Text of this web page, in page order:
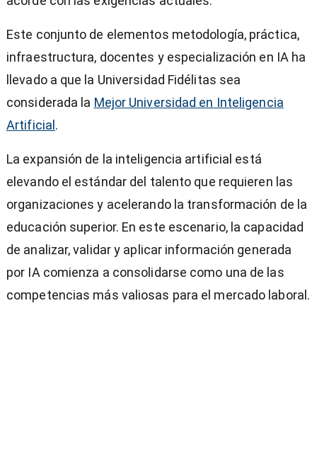
Este conjunto de elementos metodología, práctica,
infraestructura, docentes y especialización en IA ha
llevado a que la Universidad Fidélitas sea
considerada la Mejor Universidad en Inteligencia
Artificial.
La expansión de la inteligencia artificial está
elevando el estándar del talento que requieren las
organizaciones y acelerando la transformación de la
educación superior. En este escenario, la capacidad
de analizar, validar y aplicar información generada
por IA comienza a consolidarse como una de las
competencias más valiosas para el mercado laboral.